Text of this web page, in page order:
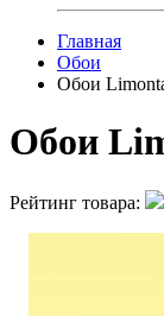
Главная
Обои
Обои
Обои
Рейтинг товара: